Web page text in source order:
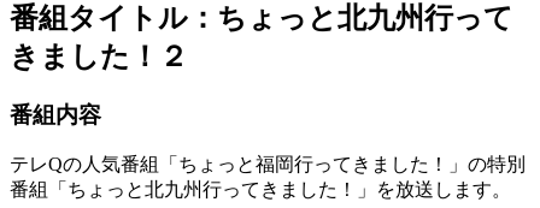
番組タイトル：ちょっと北九州行って
きました！２
番組内容
テレQの人気番組「ちょっと福岡行ってきました！」の特別
番組「ちょっと北九州行ってきました！」を放送します。